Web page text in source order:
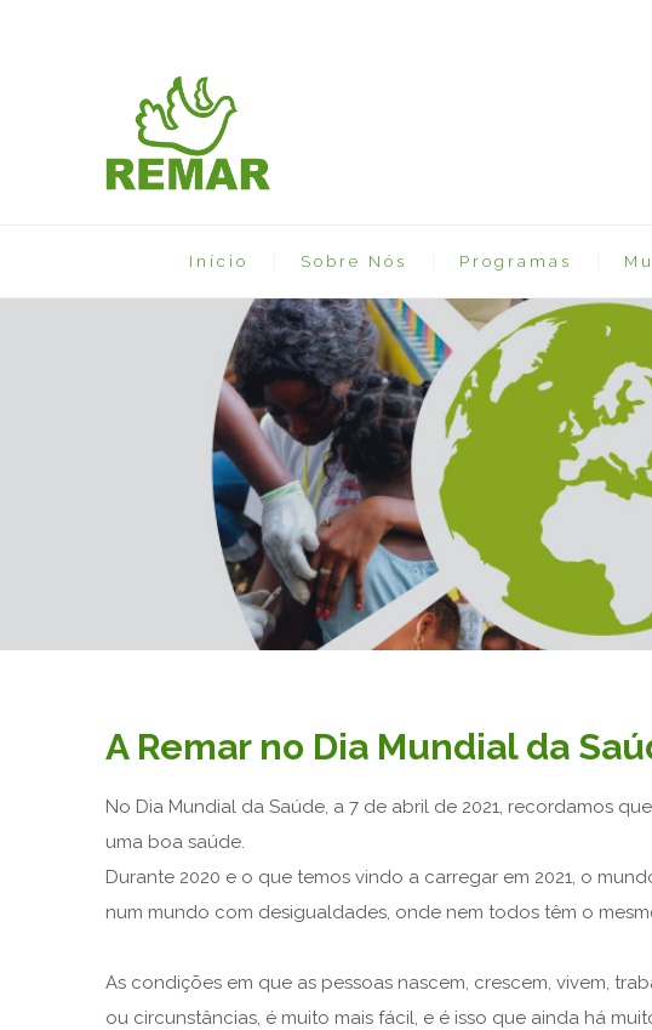
Início Sobre Nós Programas
A Remar no Dia Mundial da
No Dia Mundial da Saúde, a 7 de abril de 2021, recordamos
uma boa saúde.
Durante 2020 e o que temos vindo a carregar em 2021, o
num mundo com desigualdades, onde nem todos têm o
As condições em que as pessoas nascem, crescem, vivem,
ou circunstâncias, é muito mais fácil, e é isso que ainda há